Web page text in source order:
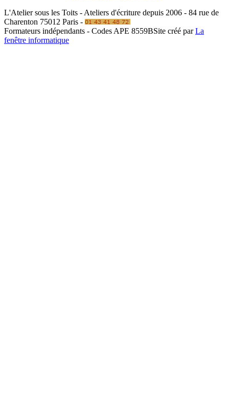
L'Atelier sous les Toits - Ateliers d'écriture depuis 2006 - 84 rue de
Charenton 75012 Paris -
Formateurs indépendants - Codes APE 8559BSite créé parLa
fenêtre informatique